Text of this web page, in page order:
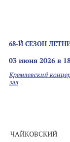
68-Й СЕЗОН
03 июня 2026 в
Кремлевский
зал
ЧАЙКОВСКИЙ